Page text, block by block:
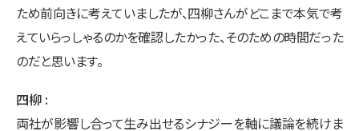
ため前向きに考えていましたが、四柳さんがどこまで本気で考
えていらっしゃるのかを確認したかった、そのための時間だった
のだと思います。
四柳
両社が影響し合って生み出せるシナジーを軸に議論を続けま